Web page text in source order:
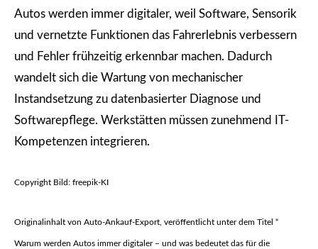
Autos werden immer digitaler, weil Software, Sensorik
und vernetzte Funktionen das Fahrerlebnis verbessern
und Fehler frühzeitig erkennbar machen. Dadurch
wandelt sich die Wartung von mechanischer
Instandsetzung zu datenbasierter Diagnose und
Softwarepflege. Werkstätten müssen zunehmend IT-
Kompetenzen integrieren.
Copyright Bild: freepik-KI
Originalinhalt von Auto-Ankauf-Export, veröffentlicht unter dem Titel “
Warum werden Autos immer digitaler – und was bedeutet das für die